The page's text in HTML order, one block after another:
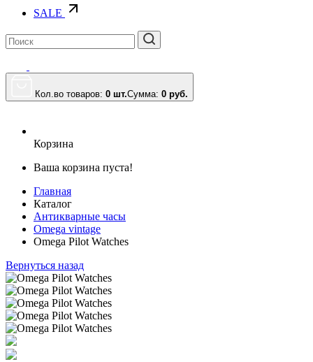
SALE
Кол.во товаров: 0 шт.Сумма: 0 руб.
Корзина
Ваша корзина пуста!
Главная
Каталог
Антикварные часы
Omega vintage
Omega Pilot Watches
Вернуться назад